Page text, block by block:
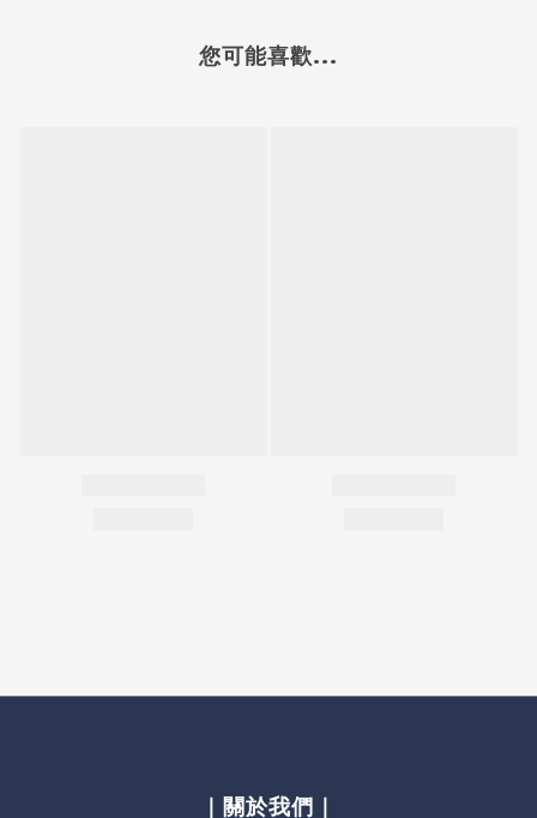
您可能喜歡...
｜關於我們｜